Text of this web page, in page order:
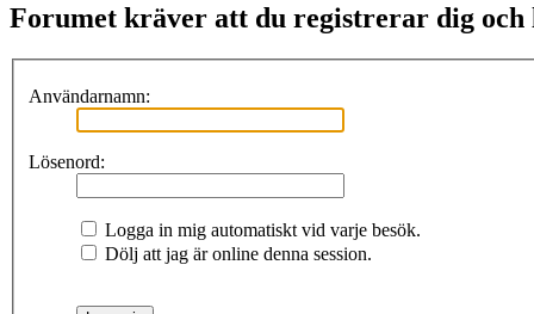
Forumet kräver att du registrerar dig
Användarnamn:
Lösenord:
Logga in mig automatiskt vid varje besök.
Dölj att jag är online denna session.